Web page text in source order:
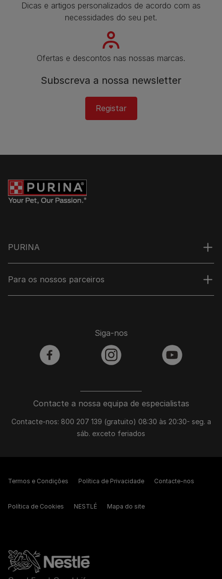
Dicas e artigos personalizados de acordo com as
necessidades do seu pet.
Ofertas e descontos nas nossas marcas.
Subscreva a nossa newsletter
Registar
PURINA
Para os nossos parceiros
Contacte a nossa equipa de especialistas
Contacte-nos: 800 207 139 (gratuito) 08:30 às 20:30- seg. a
sáb. exceto feriados
Siga-nos
facebook instagram youtube
Termos e Condições Política de Privacidade Contacte-nos
Política de Cookies NESTLÉ Mapa do site